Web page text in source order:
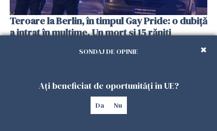
Teroare la Berlin, în timpul Gay Pride: o dubiță
a intrat în mulțime. Un mort și 15 răniți
SONDAJ DE OPINIE
Ați beneficiat de oportunități în UE?
Da Nu